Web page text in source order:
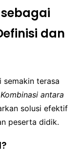
dan
semakin terasa
Kombinasi antara
solusi efektif
peserta didik.